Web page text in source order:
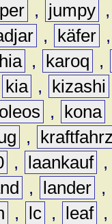
, jumpy ,
, käfer ,
, karoq ,
kia , kizashi
, kona
,
, laankauf ,
, lander ,
, lc , leaf ,